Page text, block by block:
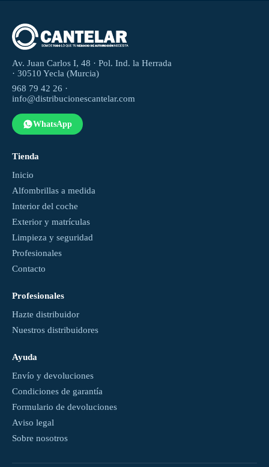
Av. Juan Carlos I, 48 · Pol. Ind. la Herrada
· 30510 Yecla (Murcia)
968 79 42 26 ·
info@distribucionescantelar.com
WhatsApp
Tienda
Inicio
Alfombrillas a medida
Interior del coche
Exterior y matrículas
Limpieza y seguridad
Profesionales
Contacto
Profesionales
Hazte distribuidor
Nuestros distribuidores
Ayuda
Envío y devoluciones
Condiciones de garantía
Formulario de devoluciones
Aviso legal
Sobre nosotros